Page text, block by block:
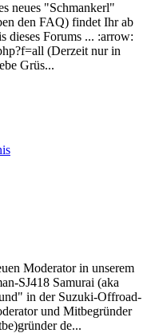
neues "Schmankerl"
den FAQ) findet Ihr ab
dieses Forums ... :arrow:
(Derzeit nur in
Grüs...
Moderator in unserem
SJ418 Samurai (aka
in der Suzuki-Offroad-
und Mitbegründer
de...